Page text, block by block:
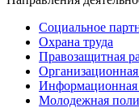
Социальное
Охрана труда
Правозащитная
Организационная
Информационная
Молодежная